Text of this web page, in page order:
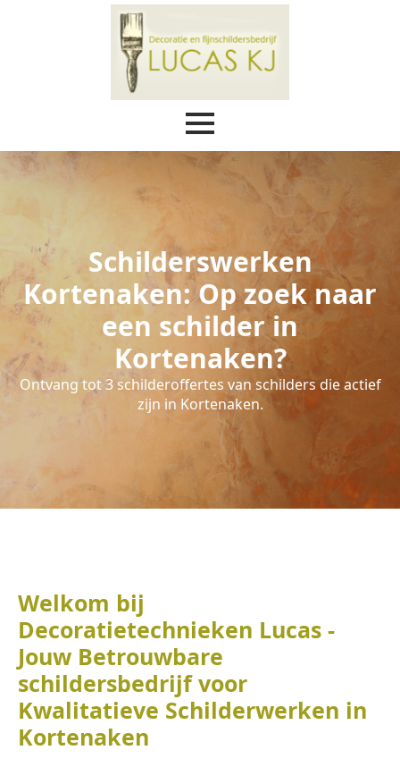
Schilderswerken
Kortenaken: Op zoek naar
een schilder in
Kortenaken?
Ontvang tot 3 schilderoffertes van schilders die actief
zijn in Kortenaken.
Welkom bij
Decoratietechnieken Lucas -
Jouw Betrouwbare
schildersbedrijf voor
Kwalitatieve Schilderwerken in
Kortenaken